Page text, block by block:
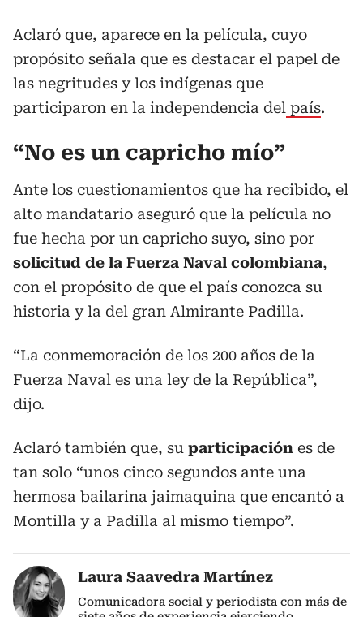
Aclaró que, aparece en la película, cuyo
propósito señala que es destacar el papel de
las negritudes y los indígenas que
participaron en la independencia del país.
“No es un capricho mío”
Ante los cuestionamientos que ha recibido, el
alto mandatario aseguró que la película no
fue hecha por un capricho suyo, sino por
solicitud de la Fuerza Naval colombiana,
con el propósito de que el país conozca su
historia y la del gran Almirante Padilla.
“La conmemoración de los 200 años de la
Fuerza Naval es una ley de la República”,
dijo.
Aclaró también que, su participación es de
tan solo “unos cinco segundos ante una
hermosa bailarina jaimaquina que encantó a
Montilla y a Padilla al mismo tiempo”.
Laura Saavedra Martínez
Comunicadora social y periodista con más de